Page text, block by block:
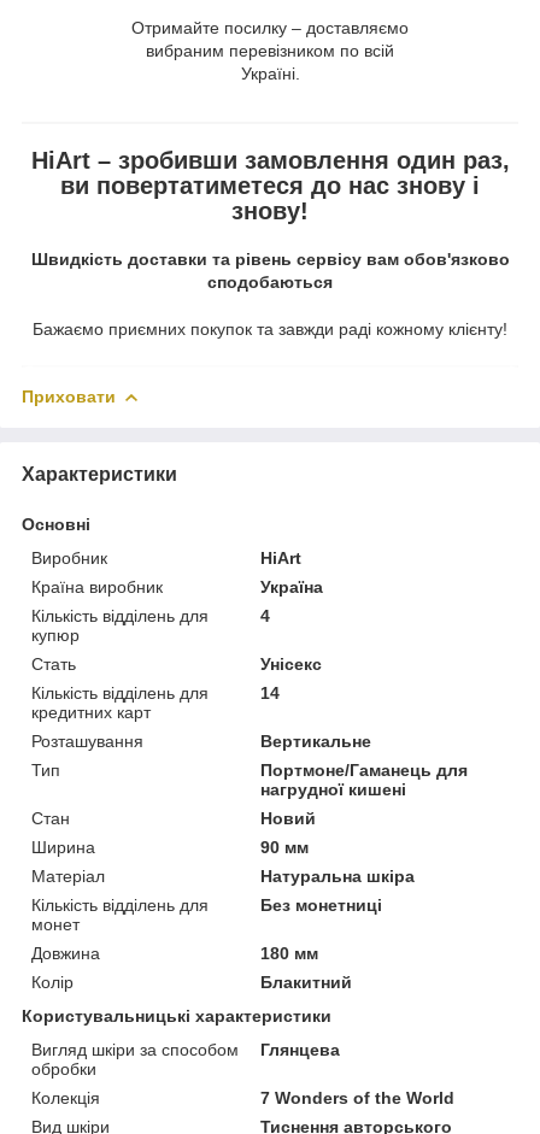
Отримайте посилку – доставляємо
вибраним перевізником по всій
Україні.
HiArt – зробивши замовлення один раз,
ви повертатиметеся до нас знову і
знову!
Швидкість доставки та рівень сервісу вам обов'язково
сподобаються
Бажаємо приємних покупок та завжди раді кожному клієнту!
Приховати
Характеристики
Основні
Виробник
HiArt
Країна виробник
Україна
Кількість відділень для
купюр
4
Стать
Унісекс
Кількість відділень для
кредитних карт
14
Розташування
Вертикальне
Тип
Портмоне/Гаманець для
нагрудної кишені
Стан
Новий
Ширина
90 мм
Матеріал
Натуральна шкіра
Кількість відділень для
монет
Без монетниці
Довжина
180 мм
Колір
Блакитний
Користувальницькі характеристики
Вигляд шкіри за способом
обробки
Глянцева
Колекція
7 Wonders of the World
Вид шкіри
Тиснення авторського